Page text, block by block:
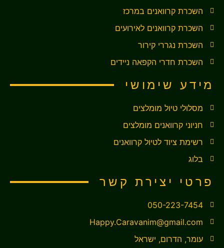
השכרת קרוואנים במרכז
השכרת קרוואנים לאירועים
השכרת נגררי קירור
השכרת חדרי הקפאה ניידים
מידע שימושי
מסלולי טיול מומלצים
חניוני קרוואנים מומלצים
רשימת ציוד לטיול קרוואנים
בלוג
פרטי יצירת קשר
050-223-7454
Happy.Caravanim@gmail.com
עומר, הדרום, ישראל